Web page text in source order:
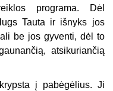
programa. Dėl
Tauta ir išnyks jos
be jos gyventi, dėl to
atsikuriančią
į pabėgėlius. Ji